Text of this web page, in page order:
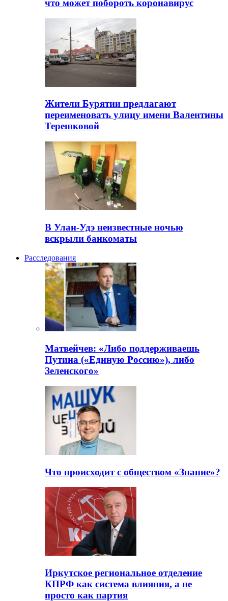
что может побороть коронавирус
Жители Бурятии предлагают
переименовать улицу имени Валентины
Терешковой
В Улан-Удэ неизвестные ночью
вскрыли банкоматы
Расследования
Матвейчев: «Либо поддерживаешь
Путина («Единую Россию»), либо
Зеленского»
Что происходит с обществом «Знание»?
Иркутское региональное отделение
КПРФ как система влияния, а не
просто как партия